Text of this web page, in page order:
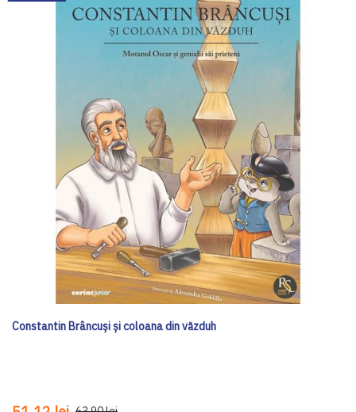
Constantin Brâncuși și coloana din văzduh